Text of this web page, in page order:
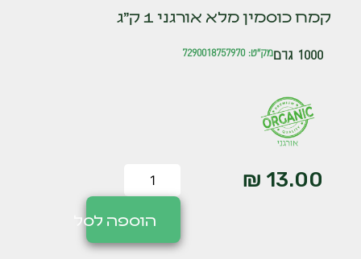
קמח כוסמין מלא אורגני 1 ק"ג
1000 גרם מק"ט: 7290018757970
13.00
₪
הוספה לסל